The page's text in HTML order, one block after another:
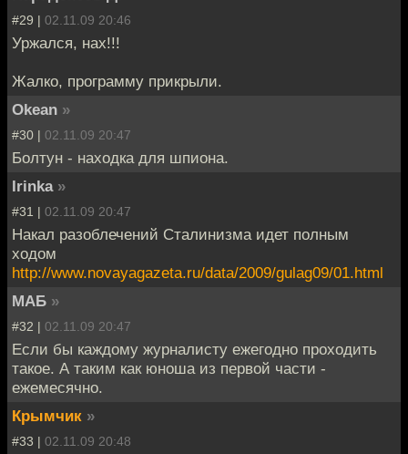
#29 | 02.11.09 20:46
Уржался, нах!!!
Жалко, программу прикрыли.
Okean »
#30 | 02.11.09 20:47
Болтун - находка для шпиона.
Irinka »
#31 | 02.11.09 20:47
Накал разоблечений Сталинизма идет полным
ходом
http://www.novayagazeta.ru/data/2009/gulag09/01.html
МАБ »
#32 | 02.11.09 20:47
Если бы каждому журналисту ежегодно проходить
такое. А таким как юноша из первой части -
ежемесячно.
Крымчик »
#33 | 02.11.09 20:48